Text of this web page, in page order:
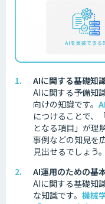
AIに関する基礎知
AIに関する予備知
向けの知識です。
につけることで、
となる項目」が理
事例などの知見を
見出せるでしょう。
AI運用のための基
AIに関する基礎知
な知識です。 機械